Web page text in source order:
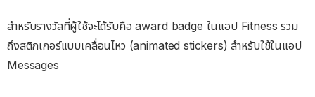
สำหรับรางวัลที่ผู้ใช้จะได้รับคือ award badge ในแอป Fitness รวม
ถึงสติกเกอร์แบบเคลื่อนไหว (animated stickers) สำหรับใช้ในแอป
Messages